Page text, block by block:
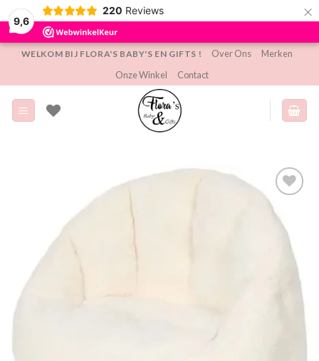
9,6
220 Reviews ×
inhoud
WELKOM BIJ FLORA'S BABY'S EN GIFTS ! Over Ons
Merken
Onze Winkel
Contact
Toevoegen
verlanglijst